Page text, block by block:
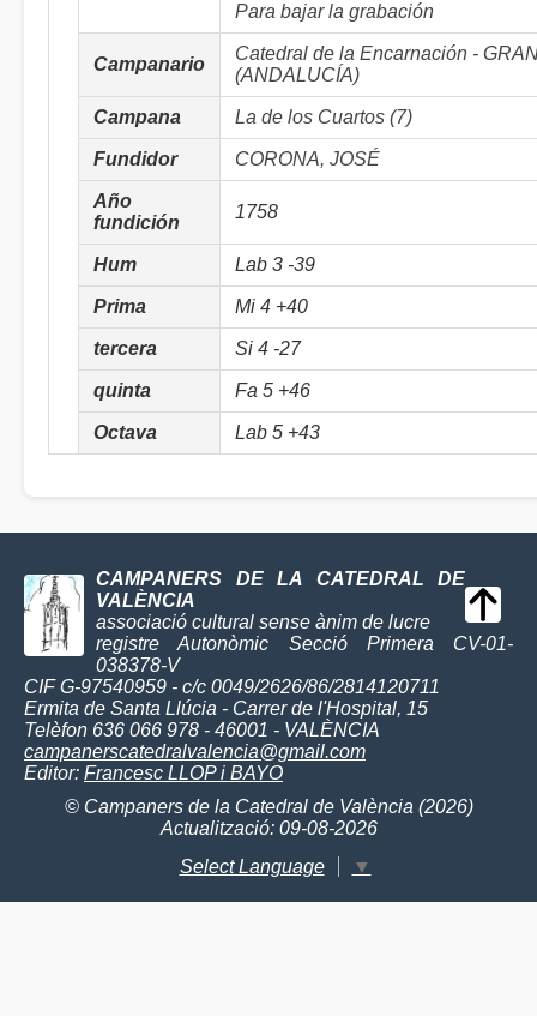
Para bajar la grabación
Campanario
Catedral de la Encarnación -
(ANDALUCÍA)
Campana La de los Cuartos (7)
Fundidor CORONA, JOSÉ
Año
fundición
1758
Hum Lab 3 -39
Prima Mi 4 +40
tercera Si 4 -27
quinta Fa 5 +46
Octava Lab 5 +43
CAMPANERS DE LA CATEDRAL DE
VALÈNCIA
associació cultural sense ànim de lucre
registre Autonòmic Secció Primera CV-01-
038378-V
CIF G-97540959 - c/c 0049/2626/86/2814120711
Ermita de Santa Llúcia - Carrer de l'Hospital, 15
Telèfon 636 066 978 - 46001 - VALÈNCIA
campanerscatedralvalencia@gmail.com
Editor: Francesc LLOP i BAYO
© Campaners de la Catedral de València (2026)
Actualització: 09-08-2026
Select Language
▼